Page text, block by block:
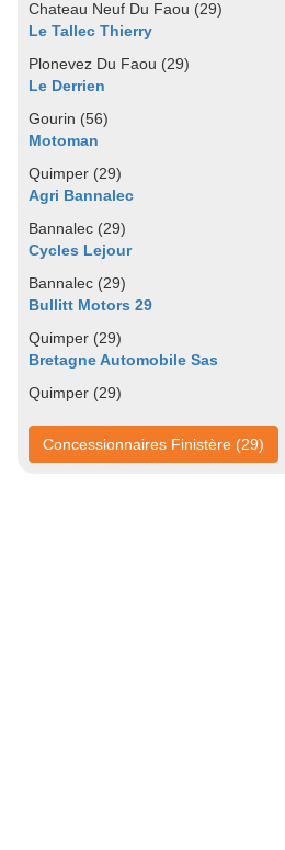
Chateau Neuf Du Faou (29)
Le Tallec Thierry
Plonevez Du Faou (29)
Le Derrien
Gourin (56)
Motoman
Quimper (29)
Agri Bannalec
Bannalec (29)
Cycles Lejour
Bannalec (29)
Bullitt Motors 29
Quimper (29)
Bretagne Automobile Sas
Quimper (29)
Concessionnaires Finistère (29)